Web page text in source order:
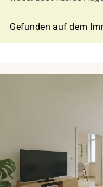
Gefunden auf dem